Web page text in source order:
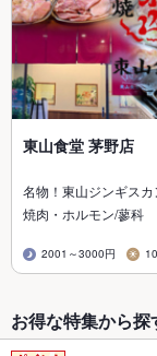
東山食堂 茅野店
名物！東山ジンギスカ
焼肉・ホルモン/蓼科
2001～3000円
お得な特集から探